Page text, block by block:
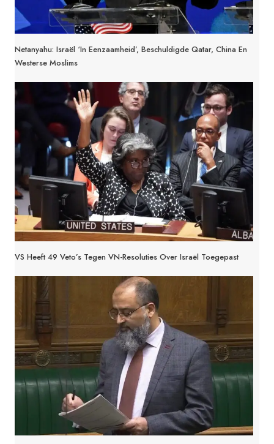
Netanyahu: Israël ‘in Eenzaamheid’, Beschuldigde Qatar, China En
Westerse Moslims
VS Heeft 49 Veto’s Tegen VN-Resoluties Over Israël Toegepast